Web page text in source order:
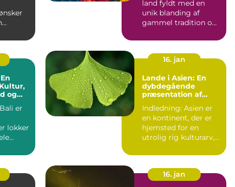
land fyldt med en
unik blanding af
gammel tradition og
Uanse...
og
er
lokker
16. jan
Lande i Asien: En
dybdegående
præsentation af
Indledning: Asien er
en kontinent, der er
hjemsted for en
utrolig rig kulturarv,
16. jan